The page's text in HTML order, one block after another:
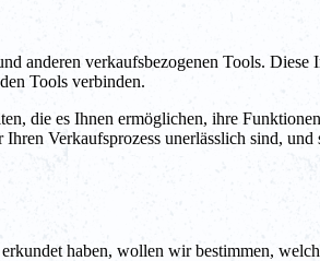
anderen verkaufsbezogenen Tools.
Tools verbinden.
die es Ihnen ermöglichen, ihre
Verkaufsprozess unerlässlich sind,
haben, wollen wir bestimmen,